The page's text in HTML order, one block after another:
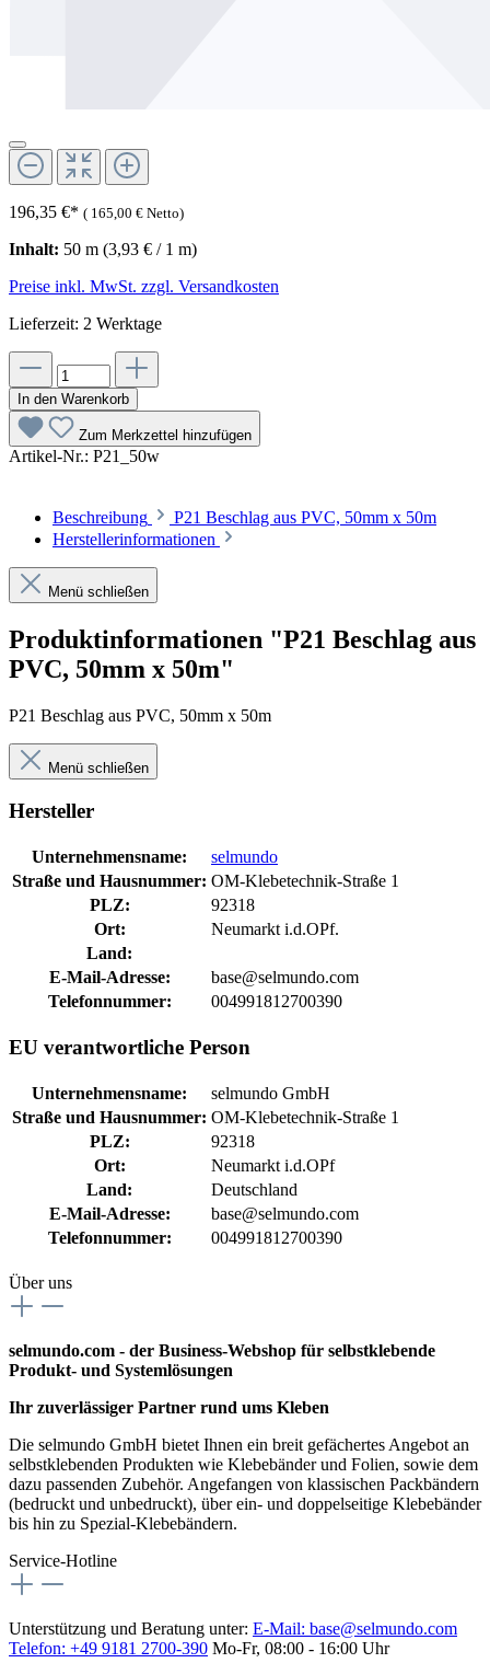
196,35 €* ( 165,00 € Netto)
Inhalt: 50 m (3,93 € / 1 m)
Preise inkl. MwSt. zzgl. Versandkosten
Lieferzeit: 2 Werktage
In den Warenkorb
Zum Merkzettel hinzufügen
Artikel-Nr.: P21_50w
Beschreibung
P21 Beschlag aus PVC, 50mm x 50m
Herstellerinformationen
Menü schließen
Produktinformationen "P21 Beschlag aus
PVC, 50mm x 50m"
P21 Beschlag aus PVC, 50mm x 50m
Menü schließen
Hersteller
Unternehmensname:
selmundo
Straße und Hausnummer: OM-Klebetechnik-Straße 1
PLZ:
92318
Ort:
Neumarkt i.d.OPf.
Land:
E-Mail-Adresse:
base@selmundo.com
Telefonnummer:
004991812700390
EU verantwortliche Person
Unternehmensname:
selmundo GmbH
Straße und Hausnummer: OM-Klebetechnik-Straße 1
PLZ:
92318
Ort:
Neumarkt i.d.OPf
Land:
Deutschland
E-Mail-Adresse:
base@selmundo.com
Telefonnummer:
004991812700390
Über uns
selmundo.com - der Business-Webshop für selbstklebende
Produkt- und Systemlösungen
Ihr zuverlässiger Partner rund ums Kleben
Die selmundo GmbH bietet Ihnen ein breit gefächertes Angebot an
selbstklebenden Produkten wie Klebebänder und Folien, sowie dem
dazu passenden Zubehör. Angefangen von klassischen Packbändern
(bedruckt und unbedruckt), über ein- und doppelseitige Klebebänder
bis hin zu Spezial-Klebebändern.
Service-Hotline
Unterstützung und Beratung unter: E-Mail: base@selmundo.com
Telefon: +49 9181 2700-390 Mo-Fr, 08:00 - 16:00 Uhr